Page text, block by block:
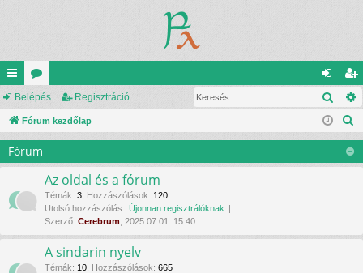
yo
rs
lin
ke
k
ór
u
ok
el
ép
eg
is
ztr
ác
Belépés Regisztráció
Fórum kezdőlap
Fórum
Az oldal és a fórum
Témák: 3 Hozzászólások: 120
Utolsó hozzászólás: Újonnan regisztrálóknak
Szerző: Cerebrum , 2025.07.01. 15:40
A sindarin nyelv
Témák: 10 Hozzászólások: 665